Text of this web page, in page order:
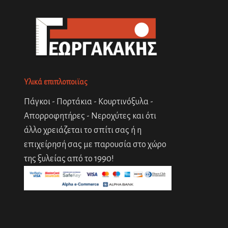
Υλικά επιπλοποιϊας
Πάγκοι - Πορτάκια - Κουρτινόξυλα -
Απορροφητήρες - Νεροχύτες και ότι
άλλο χρειάζεται το σπίτι σας ή η
επιχείρησή σας με παρουσία στο χώρο
της ξυλείας από το 1990!